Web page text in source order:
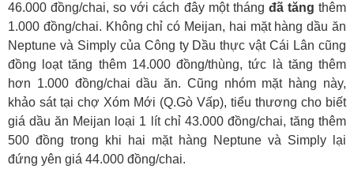
46.000 đồng/chai, so với cách đây một tháng đã tăng thêm
1.000 đồng/chai. Không chỉ có Meijan, hai mặt hàng dầu ăn
Neptune và Simply của Công ty Dầu thực vật Cái Lân cũng
đồng loạt tăng thêm 14.000 đồng/thùng, tức là tăng thêm
hơn 1.000 đồng/chai dầu ăn. Cũng nhóm mặt hàng này,
khảo sát tại chợ Xóm Mới (Q.Gò Vấp), tiểu thương cho biết
giá dầu ăn Meijan loại 1 lít chỉ 43.000 đồng/chai, tăng thêm
500 đồng trong khi hai mặt hàng Neptune và Simply lại
đứng yên giá 44.000 đồng/chai.